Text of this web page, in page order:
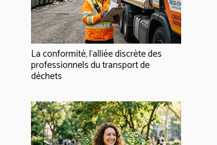
La conformité, l'alliée discrète des
professionnels du transport de
déchets